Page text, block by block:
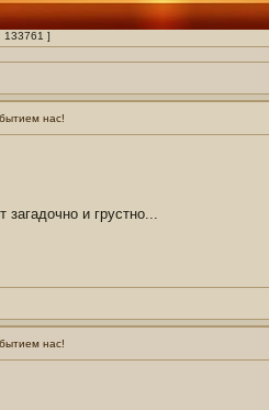
133761 ]
нас!
загадочно и грустно...
нас!